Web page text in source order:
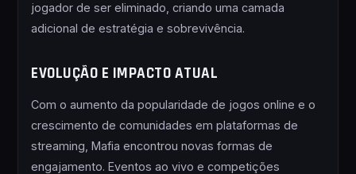
jogador de ser eliminado, criando uma camada
adicional de estratégia e sobrevivência.
EVOLUÇÃO E IMPACTO ATUAL
Com o aumento da popularidade de jogos online e o
crescimento de comunidades em plataformas de
streaming, Mafia encontrou novas formas de
engajamento. Eventos ao vivo e competições